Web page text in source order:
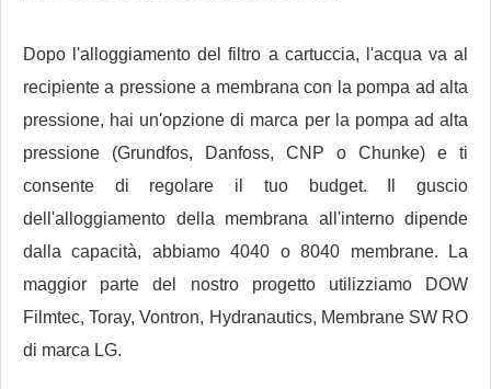
Dopo l'alloggiamento del filtro a cartuccia, l'acqua va al
recipiente a pressione a membrana con la pompa ad alta
pressione, hai un'opzione di marca per la pompa ad alta
pressione (Grundfos, Danfoss, CNP o Chunke) e ti
consente di regolare il tuo budget. Il guscio
dell'alloggiamento della membrana all'interno dipende
dalla capacità, abbiamo 4040 o 8040 membrane. La
maggior parte del nostro progetto utilizziamo DOW
Filmtec, Toray, Vontron, Hydranautics, Membrane SW RO
di marca LG.